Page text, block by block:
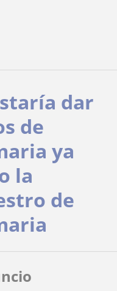
dar
de
ya
la
de